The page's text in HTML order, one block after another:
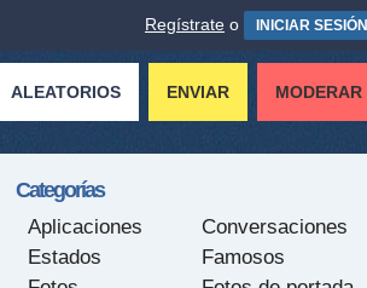
Regístrate o INICIAR SESIÓN
ALEATORIOS ENVIAR MODERAR
Categorías
Aplicaciones
Conversaciones
Estados
Famosos